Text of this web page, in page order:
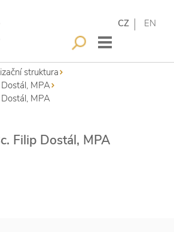
CZ EN
struktura
MPA
MPA
Filip Dostál, MPA